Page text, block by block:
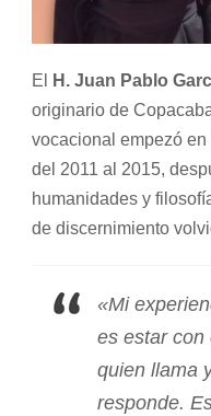
El H. Juan Pablo
originario de
vocacional empezó en
del 2011 al 2015,
humanidades y
de discernimiento
«Mi
es estar con
quien llama
responde.